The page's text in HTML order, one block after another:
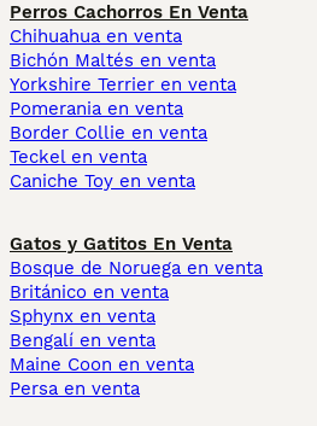
Perros Cachorros En Venta
Chihuahua en venta
Bichón Maltés en venta
Yorkshire Terrier en venta
Pomerania en venta
Border Collie en venta
Teckel en venta
Caniche Toy en venta
Gatos y Gatitos En Venta
Bosque de Noruega en venta
Británico en venta
Sphynx en venta
Bengalí en venta
Maine Coon en venta
Persa en venta